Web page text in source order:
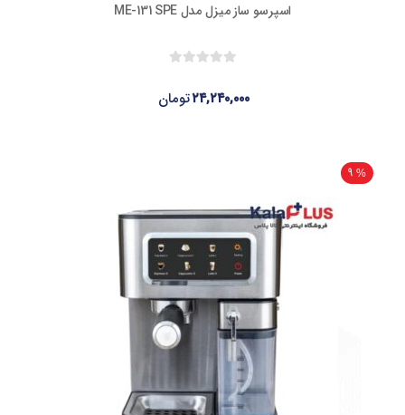
اسپرسو ساز میزل مدل ME-131 SPE
تومان۲۴,۲۴۰,۰۰۰